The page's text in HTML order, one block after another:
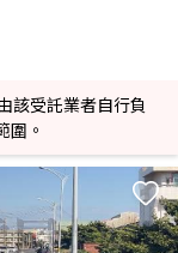
該受託業者自行負
圍。